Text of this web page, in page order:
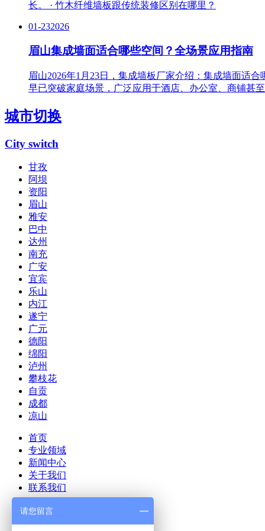
长。 · 竹木纤维墙板跟传统装修区别在哪里？
01-232026
眉山集成墙面适合哪些空间？全场景应用指南
眉山2026年1月23日，集成墙板厂家介绍：集成墙面适
早已突破家庭场景，广泛应用于酒店、办公室、商铺甚
城市切换
City switch
甘孜
阿坝
资阳
眉山
雅安
巴中
达州
南充
广安
宜宾
乐山
内江
遂宁
广元
德阳
绵阳
泸州
攀枝花
自贡
成都
凉山
首页
专业领域
新闻中心
关于我们
联系我们
版权所有：锦辰集成墙板厂家
请您留言